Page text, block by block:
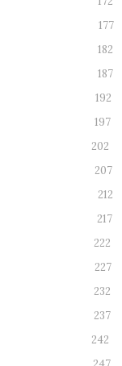
177
182
187
192
197
202
207
212
217
222
227
232
237
242